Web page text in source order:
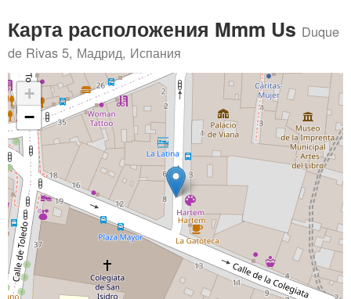
Карта расположения Mmm Us Duque
de Rivas 5, Мадрид, Испания
+
−